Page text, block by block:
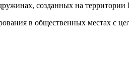
созданных на территории
в общественных местах с